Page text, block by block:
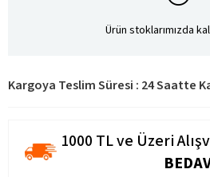
Ürün stoklarımızda
Kargoya Teslim Süresi : 24 Saatte
1000 TL ve Üzeri